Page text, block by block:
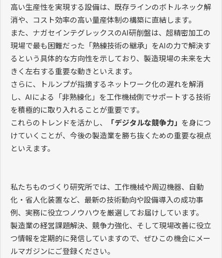
高い生産性を実現する設備は、既存ラインのボトルネック解
消や、コスト効率の高い量産体制の構築に直結します。
また、ナガセインテグレックスのAI研削盤は、超精密加工の
現場で最も困難だった「熟練技術の継承」をAIの力で解決す
るという具体的な方向性を示しており、製造現場の未来を大
きく左右する重要な動きといえます。
さらに、トルンプが指摘するネットワーク化の遅れを解消
し、AIによる「非熟練化」を工作機械側でサポートする技術
を積極的に取り入れることが重要です。
これらのトレンドを活かし、
「デジタルな競争力」 を身につ
けていくことが、今後の製造業を勝ち抜くための重要な視点
といえます。
私たちものづくり研究所では、工作機械や周辺機器、自動
化・省人化装置など、最新の技術動向や設備導入の成功事
例、実務に役立つノウハウを厳選してお届けしています。
製造業の経営課題解決、競争力強化、そして現場改善に役立
つ情報を定期的に発信していますので、ぜひこの機会にメー
ルマガジンにご登録ください。